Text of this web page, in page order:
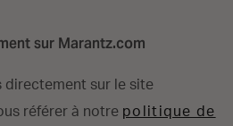
sur Marantz.com
directement sur le site
référer à notre politique de